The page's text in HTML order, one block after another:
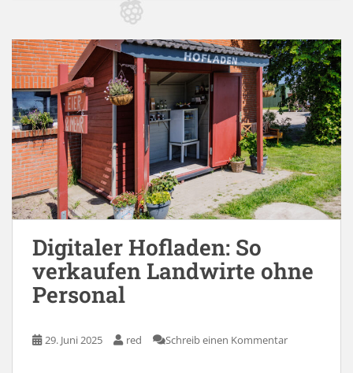
Digitaler Hofladen: So
verkaufen Landwirte ohne
Personal
29. Juni 2025 red Schreib einen Kommentar